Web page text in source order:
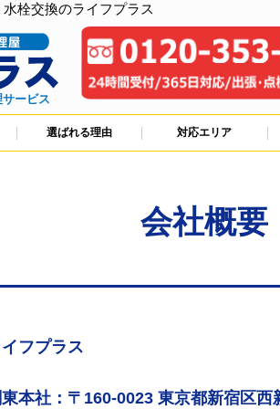
栓交換のライフプラス
ービス
選ばれる理由 対応エリア
会社概要
イフプラス
東本社：〒160-0023 東京都新宿区西